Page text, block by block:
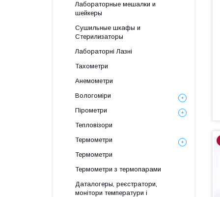
Лабораторные мешалки и
шейкеры
Сушильные шкафы и
Стерилизаторы
Лабораторні Лазні
Тахометри
Анемометри
Вологоміри
Пірометри
Тепловізори
Термометри
Термометри
Термометри з термопарами
Даталогеры, реєстратори,
монітори температури і